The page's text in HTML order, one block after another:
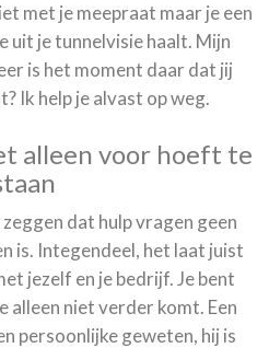
met je meepraat maar je een
uit je tunnelvisie haalt. Mijn
is het moment daar dat jij
Ik help je alvast op weg.
alleen voor hoeft te
dat hulp vragen geen
is. Integendeel, het laat juist
jezelf en je bedrijf. Je bent
alleen niet verder komt. Een
persoonlijke geweten, hij is